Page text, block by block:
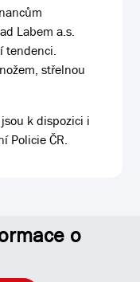
Labem a.s.
tendenci.
střelnou
k dispozici i
Policie ČR.
o